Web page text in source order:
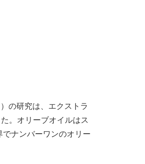
）の研究は、エクストラ
。オリーブオイルはス
ナンバーワンのオリー